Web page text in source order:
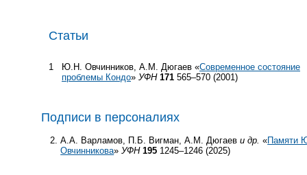
Статьи
1 Ю.Н. Овчинников, А.М. Дюгаев «Современное состояние
проблемы Кондо» УФН 171 565–570 (2001)
Подписи в персоналиях
А.А. Варламов, П.Б. Вигман, А.М. Дюгаеви др. «Памяти
Овчинникова»УФН 195 1245–1246 (2025)